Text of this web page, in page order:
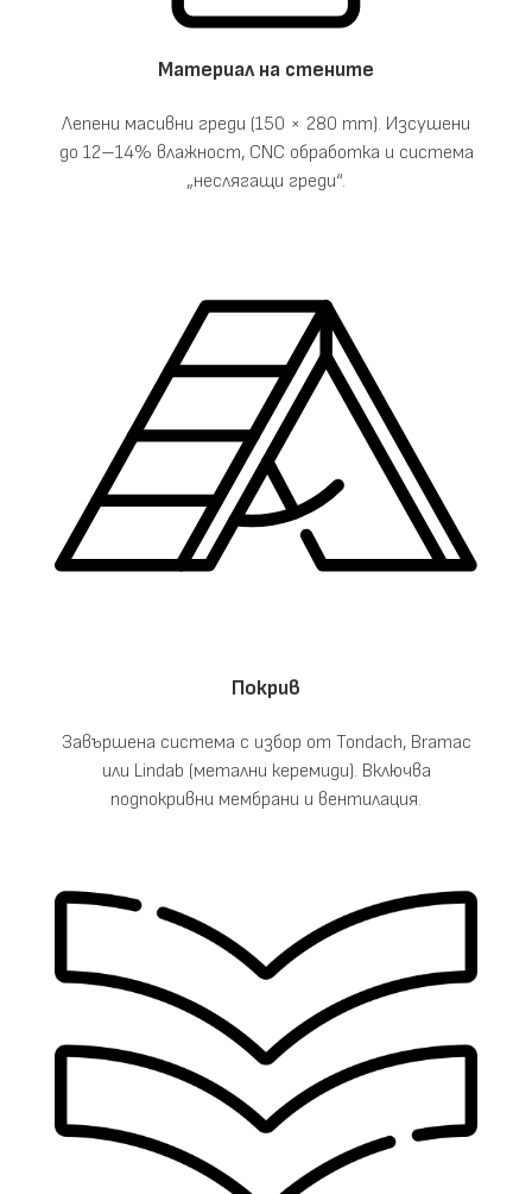
Материал на стените
Лепени масивни греди (150 × 280 mm). Изсушени
до 12–14% влажност, CNC обработка и система
„неслягащи греди“.
Покрив
Завършена система с избор от Tondach, Bramac
или Lindab (метални керемиди). Включва
подпокривни мембрани и вентилация.